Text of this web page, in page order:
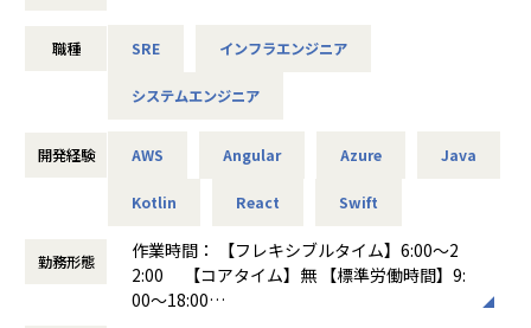
ポート期間と、やりたいことをすばやく実現するための高い
弊社は「協創する喜びにあふれる人と組織と社会の発展に貢
「対話」を重視した独創的かつ高品質なソリューションとサ
ービスを提供しています。DXを求められる大企業はIT人材不
足を大きな課題として抱えています。私たちはIT人材の不足
職種 SRE インフラエンジニア
システムエンジニア
開発経験 AWS Angular Azure Java
Kotlin React Swift
勤務形態
作業時間： 【フレキシブルタイム】6:00～2
2:00 【コアタイム】無 【標準労働時間】9:
00～18:00